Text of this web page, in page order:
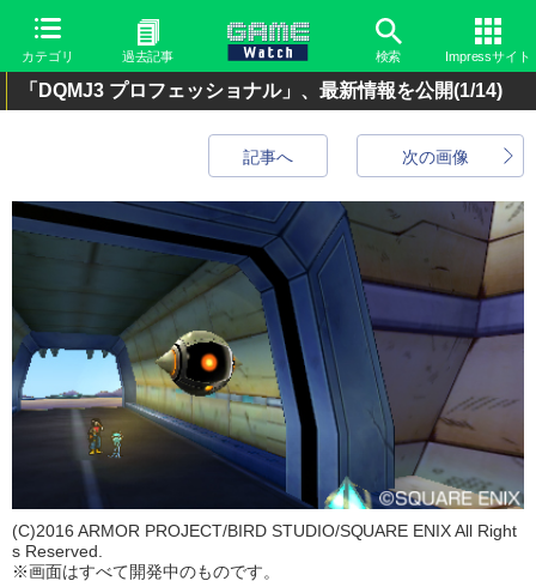
カテゴリ 過去記事 検索 Impressサイト
「DQMJ3 プロフェッショナル」、最新情報を公開(1/14)
次の画像
記事へ
(C)2016 ARMOR PROJECT/BIRD STUDIO/SQUARE ENIX All Right
s Reserved.
※画面はすべて開発中のものです。